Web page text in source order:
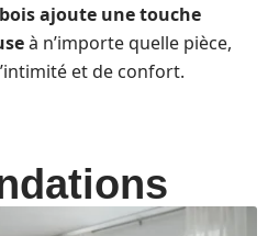
bois ajoute une touche
à n’importe quelle pièce,
et de confort.